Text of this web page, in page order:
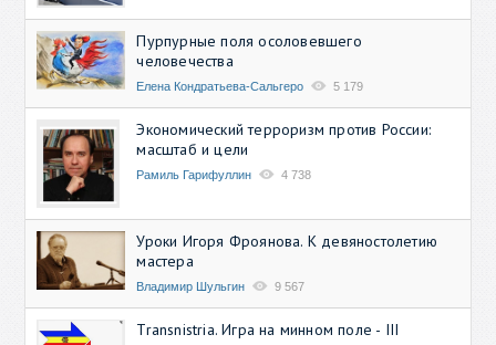
Пурпурные поля осоловевшего
человечества
Елена Кондратьева-Сальгеро 5 179
Экономический терроризм против России:
масштаб и цели
Рамиль Гарифуллин 4 738
Уроки Игоря Фроянова. К девяностолетию
мастера
Владимир Шульгин 9 567
Transnistria. Игра на минном поле - III